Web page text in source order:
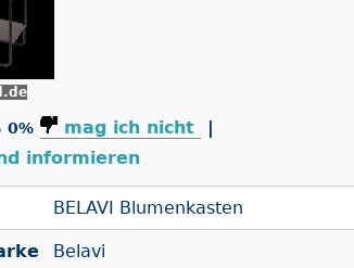
0% mag ich nicht
|
informieren
BELAVI Blumenkasten
Belavi